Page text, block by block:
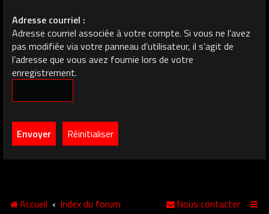
Adresse courriel :
Adresse courriel associée à votre compte. Si vous ne l’avez
pas modifiée via votre panneau d’utilisateur, il s’agit de
l’adresse que vous avez fournie lors de votre
enregistrement.
Accueil Index du forum Nous contacter